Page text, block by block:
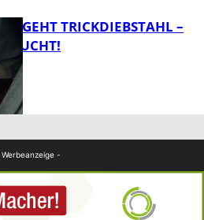
BEGEHT TRICKDIEBSTAHL –
-